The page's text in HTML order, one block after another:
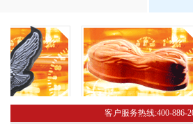
客户服务热线:400-886-